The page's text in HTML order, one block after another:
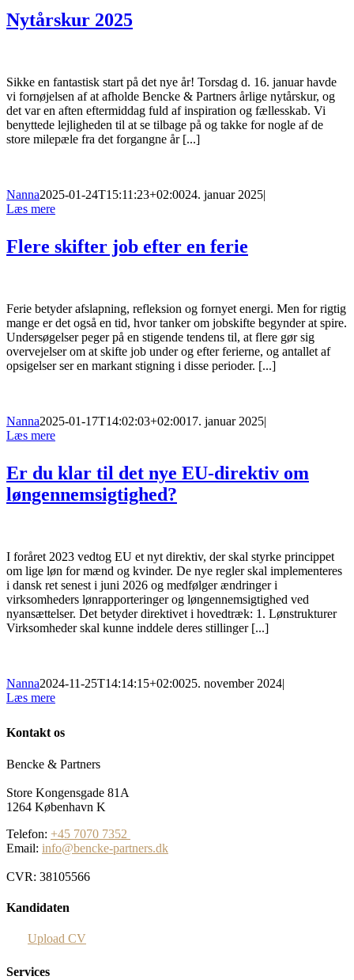
Nytårskur 2025
Sikke en fantastisk start på det nye år! Torsdag d. 16. januar havde
vi fornøjelsen af at afholde Bencke & Partners årlige nytårskur, og
det var en aften eftermiddag fuld af inspiration og fællesskab. Vi
benyttede lejligheden til at se tilbage på og takke for nogle af de
store milepæle fra det forgangne år [...]
Nanna2025-01-24T15:11:23+02:0024. januar 2025|
Læs mere
Flere skifter job efter en ferie
Ferie betyder afslapning, refleksion og fornyet energi. Men for rigtig
mange er det også en tid, hvor tanker om jobskifte begynder at spire.
Undersøgelser peger på en stigende tendens til, at flere gør sig
overvejelser om at skifte job under og efter ferierne, og antallet af
opsigelser ser en markant stigning i disse perioder. [...]
Nanna2025-01-17T14:02:03+02:0017. januar 2025|
Læs mere
Er du klar til det nye EU-direktiv om
løngennemsigtighed?
I foråret 2023 vedtog EU et nyt direktiv, der skal styrke princippet
om lige løn for mænd og kvinder. De nye regler skal implementeres
i dansk ret senest i juni 2026 og medfølger ændringer i
virksomheders lønrapporteringer og løngennemsigtighed ved
nyansættelser. Det betyder direktivet i hovedtræk: 1. Lønstrukturer
Virksomheder skal kunne inddele deres stillinger [...]
Nanna2024-11-25T14:14:15+02:0025. november 2024|
Læs mere
Kontakt os
Bencke & Partners
Store Kongensgade 81A
1264 København K
Telefon: +45 7070 7352
Email: info@bencke-partners.dk
CVR: 38105566
Kandidaten
Upload CV
Services